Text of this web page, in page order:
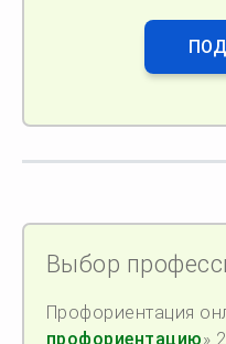
Выбор
Профориентация
профориентацию»